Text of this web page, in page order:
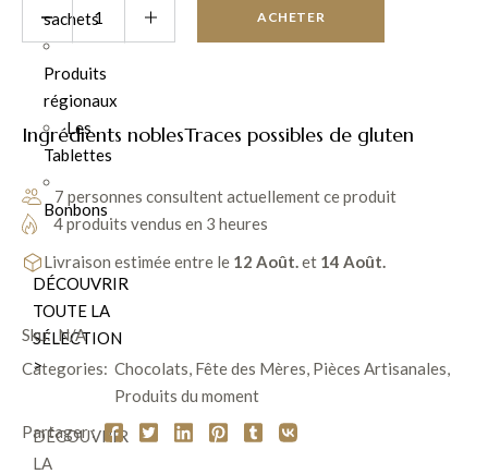
sachets
Produits
régionaux
Les
Tablettes
Bonbons
DÉCOUVRIR
TOUTE LA
SÉLECTION
>
DÉCOUVRIR
LA
ACHETER
Ingrédients noblesTraces possibles de gluten
7 personnes consultent actuellement ce produit
4 produits vendus en 3 heures
Livraison estimée entre le 12 Août.et 14 Août.
Sku: N/A
Categories: Chocolats, Fête des Mères, Pièces Artisanales,
Produits du moment
Partager :